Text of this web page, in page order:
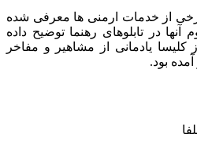
از خدمات ارمنی ها معرفی شده
در تابلوهای رهنما توضیح داده
یادمانی از مشاهیر و مفاخر
بود.